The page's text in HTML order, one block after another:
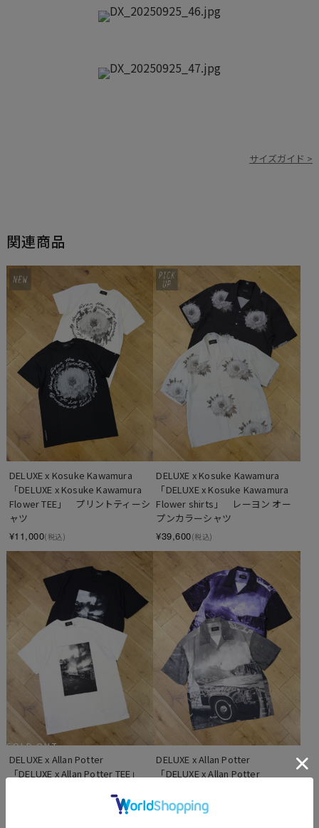
サイズガイド >
関連商品
DELUXE x Kosuke Kawamura
「DELUXE x Kosuke Kawamura
Flower TEE」　プリントティーシ
ャツ
¥11,000(税込)
DELUXE x Kosuke Kawamura
「DELUXE x Kosuke Kawamura
Flower shirts」　レーヨン オー
プンカラーシャツ
¥39,600(税込)
SOLD OUT
DELUXE x Allan Potter
「DELUXE x Allan Potter TEE」
DELUXE x Allan Potter
「DELUXE x Allan Potter
ーシャツ
¥38,500 (税込)